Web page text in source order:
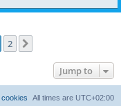
2
Jump to
All times are UTC+02:00
cookies